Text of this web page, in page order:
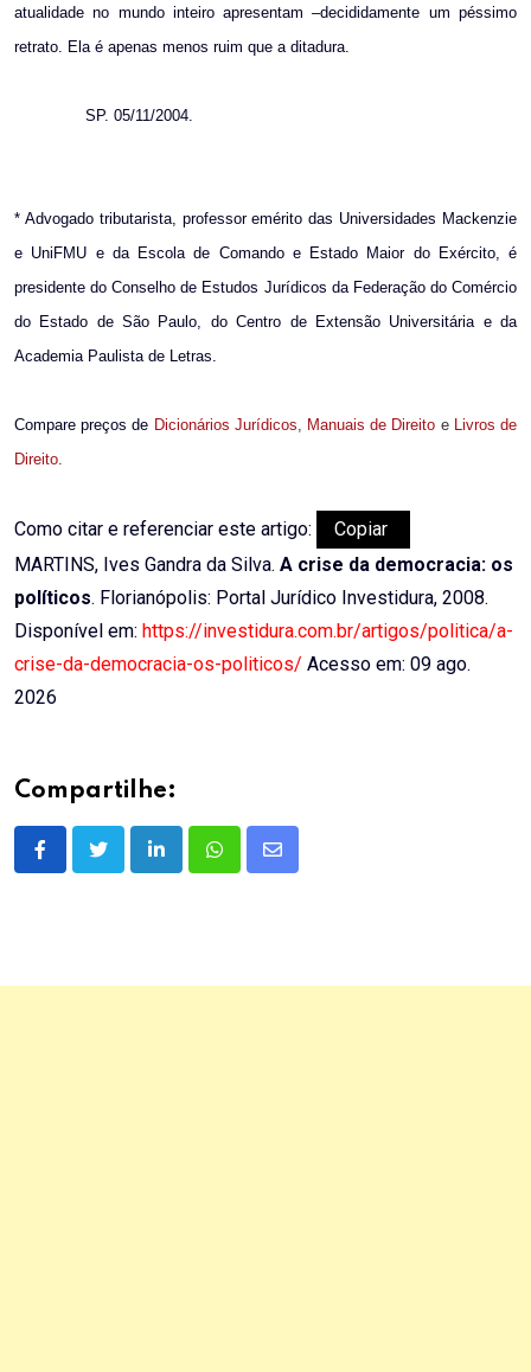
atualidade no mundo inteiro apresentam –decididamente um péssimo
retrato. Ela é apenas menos ruim que a ditadura.
SP. 05/11/2004.
* Advogado tributarista, professor emérito das Universidades Mackenzie
e UniFMU e da Escola de Comando e Estado Maior do Exército, é
presidente do Conselho de Estudos Jurídicos da Federação do Comércio
do Estado de São Paulo, do Centro de Extensão Universitária e da
Academia Paulista de Letras.
Compare preços de Dicionários Jurídicos, Manuais de Direito e Livros de
Direito.
Como citar e referenciar este artigo:
Copiar
MARTINS, Ives Gandra da Silva. A crise da democracia: os
políticos. Florianópolis: Portal Jurídico Investidura, 2008.
Disponível em: https://investidura.com.br/artigos/politica/a-
crise-da-democracia-os-politicos/ Acesso em: 09 ago.
2026
Compartilhe:
LinkedInWhatsappShare